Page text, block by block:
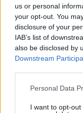
us or personal
your opt-out. You
disclosure of your
IAB’s list of
also be disclosed by
Downstream
Please note that this
not limited to your
Personal Data
I want to opt-
Ο Ρονάλντο
προεδρία της
Βραζιλίας
«Μεταξύ των
κινητοποιούν για
της CBF, θέλω να
σεβασμό που είχε
κανείς άλλος δεν
17.12.2024, 17:32